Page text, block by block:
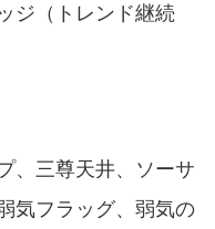
ジ（トレンド継続
、三尊天井、ソーサ
気フラッグ、弱気の